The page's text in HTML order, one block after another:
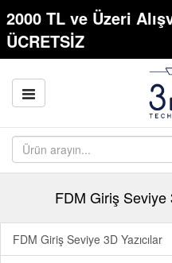
2000 TL ve Üzeri
ÜCRETSİZ
FDM Giriş Seviye
FDM Giriş Seviye 3D Yazıcılar